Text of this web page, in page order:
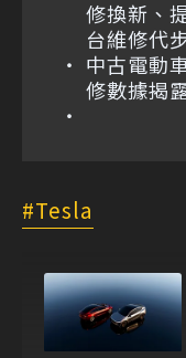
修換新、
台維修代
中古電動
修數據揭
Tesla